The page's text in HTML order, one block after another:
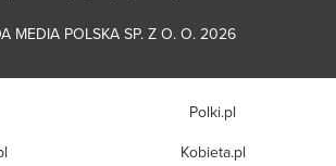
MEDIA POLSKA SP. Z O. O. 2026
Polki.pl
Kobieta.pl